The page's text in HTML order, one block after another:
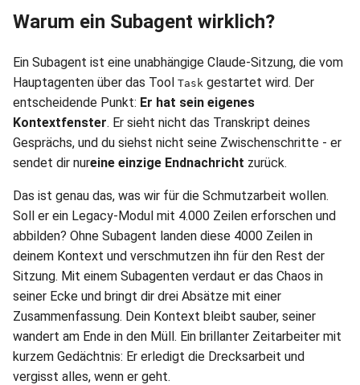
Warum ein Subagent wirklich?
Ein Subagent ist eine unabhängige Claude-Sitzung, die vom
Hauptagenten über das Tool Task gestartet wird. Der
entscheidende Punkt: Er hat sein eigenes
Kontextfenster. Er sieht nicht das Transkript deines
Gesprächs, und du siehst nicht seine Zwischenschritte - er
sendet dir nureine einzige Endnachricht zurück.
Das ist genau das, was wir für die Schmutzarbeit wollen.
Soll er ein Legacy-Modul mit 4.000 Zeilen erforschen und
abbilden? Ohne Subagent landen diese 4000 Zeilen in
deinem Kontext und verschmutzen ihn für den Rest der
Sitzung. Mit einem Subagenten verdaut er das Chaos in
seiner Ecke und bringt dir drei Absätze mit einer
Zusammenfassung. Dein Kontext bleibt sauber, seiner
wandert am Ende in den Müll. Ein brillanter Zeitarbeiter mit
kurzem Gedächtnis: Er erledigt die Drecksarbeit und
vergisst alles, wenn er geht.